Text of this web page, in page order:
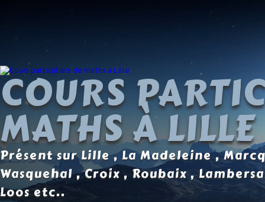
COURS
MATHS À LILLE
Présent sur Lille , La Madeleine ,
Wasquehal , Croix , Roubaix ,
Loos etc..